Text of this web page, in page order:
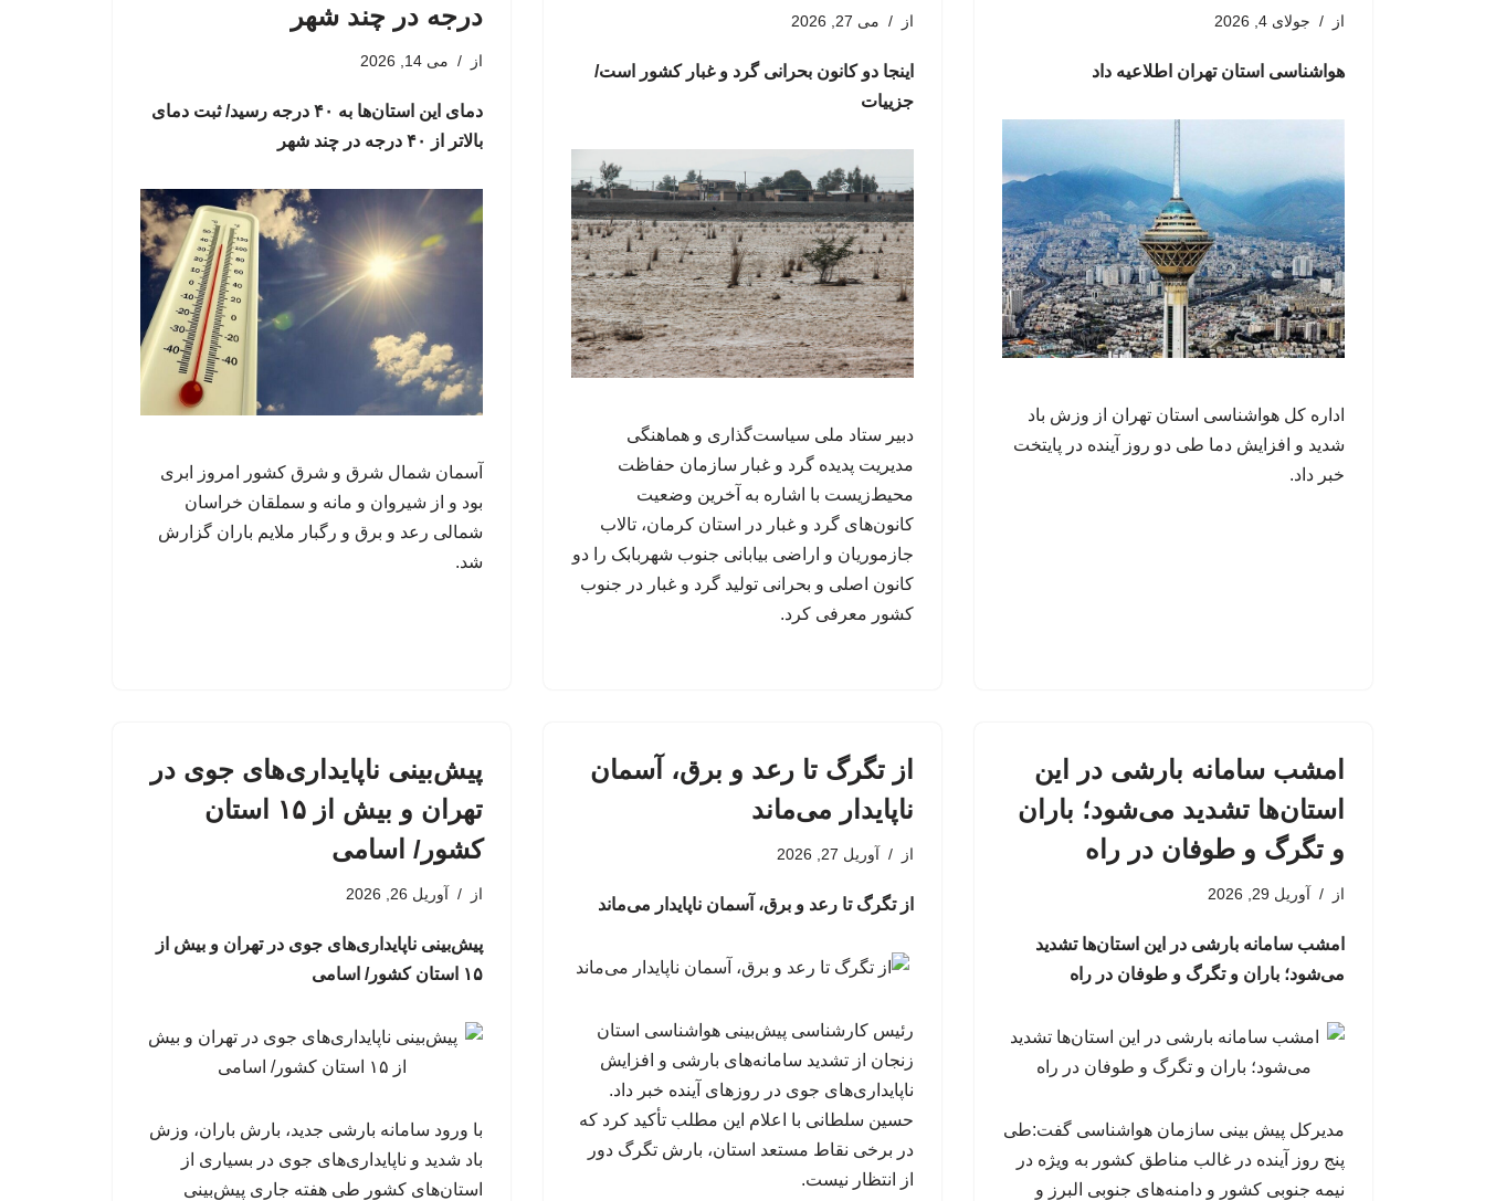
از جولای 4, 2026
هواشناسی استان تهران اطلاعیه داد
اداره کل هواشناسی استان تهران از وزش باد
شدید و افزایش دما طی دو روز آینده در پایتخت
خبر داد.
از می 27, 2026
اینجا دو کانون بحرانی گرد و غبار کشور است/
جزییات
دبیر ستاد ملی سیاست‌گذاری و هماهنگی
مدیریت پدیده گرد و غبار سازمان حفاظت
محیط‌زیست با اشاره به آخرین وضعیت
کانون‌های گرد و غبار در استان کرمان، تالاب
جازموریان و اراضی بیابانی جنوب شهربابک را دو
کانون اصلی و بحرانی تولید گرد و غبار در جنوب
کشور معرفی کرد.
درجه در چند شهر
از می 14, 2026
دمای این استان‌ها به ۴۰ درجه رسید/ ثبت دمای
بالاتر از ۴۰ درجه در چند شهر
آسمان شمال شرق و شرق کشور امروز ابری
بود و از شیروان و مانه و سملقان خراسان
شمالی رعد و برق و رگبار ملایم باران گزارش
شد.
امشب سامانه بارشی در این
استان‌ها تشدید می‌شود؛ باران
و تگرگ و طوفان در راه
از آوریل 29, 2026
امشب سامانه بارشی در این استان‌ها تشدید
می‌شود؛ باران و تگرگ و طوفان در راه
مدیرکل پیش بینی سازمان هواشناسی گفت:طی
پنج روز آینده در غالب مناطق کشور به ویژه در
نیمه جنوبی کشور و دامنه‌های جنوبی البرز و
از تگرگ تا رعد و برق، آسمان
ناپایدار می‌ماند
از آوریل 27, 2026
از تگرگ تا رعد و برق، آسمان ناپایدار می‌ماند
رئیس کارشناسی پیش‌بینی هواشناسی استان
زنجان از تشدید سامانه‌های بارشی و افزایش
ناپایداری‌های جوی در روزهای آینده خبر داد.
حسین سلطانی با اعلام این مطلب تأکید کرد که
در برخی نقاط مستعد استان، بارش تگرگ دور
از انتظار نیست.
پیش‌بینی ناپایداری‌های جوی در
تهران و بیش از ۱۵ استان
کشور/ اسامی
از آوریل 26, 2026
پیش‌بینی ناپایداری‌های جوی در تهران و بیش از
۱۵ استان کشور/ اسامی
با ورود سامانه بارشی جدید، بارش باران، وزش
باد شدید و ناپایداری‌های جوی در بسیاری از
استان‌های کشور طی هفته جاری پیش‌بینی